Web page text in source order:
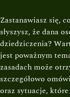
Zastanawiasz się,
słyszysz, że dana
dziedziczenia?
jest poważnym
zasadach może
szczegółowo
oraz sytuacje,